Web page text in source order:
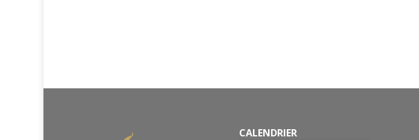
CALENDRIER